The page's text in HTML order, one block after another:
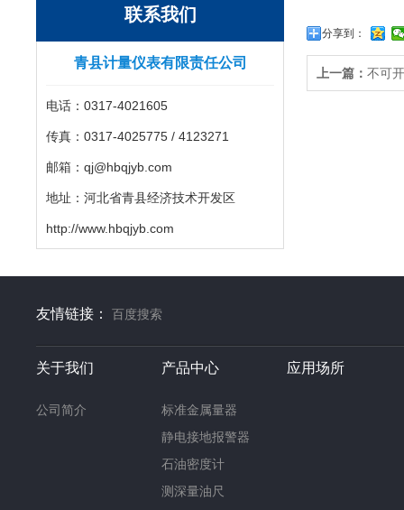
联系我们
青县计量仪表有限责任公司
电话：0317-4021605
传真：0317-4025775 / 4123271
邮箱：qj@hbqjyb.com
地址：河北省青县经济技术开发区
http://www.hbqjyb.com
分享到：
上一篇： 不可
友情链接： 百度搜索
关于我们
公司简介
产品中心
标准金属量器
静电接地报警器
石油密度计
测深量油尺
应用场所